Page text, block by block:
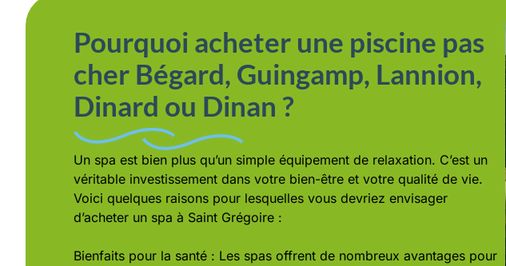
Pourquoi acheter une piscine pas
cher Bégard, Guingamp, Lannion,
Dinard ou Dinan ?
Un spa est bien plus qu’un simple équipement de relaxation. C’est un
véritable investissement dans votre bien-être et votre qualité de vie.
Voici quelques raisons pour lesquelles vous devriez envisager
d’acheter un spa à Saint Grégoire :
Bienfaits pour la santé : Les spas offrent de nombreux avantages pour